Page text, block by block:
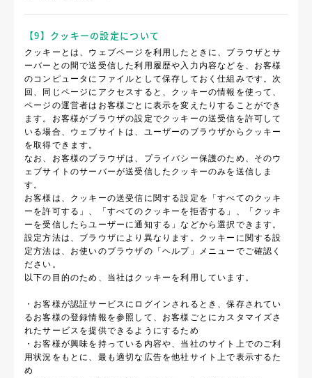
【9】クッキーの設定について
クッキーとは、ウェブページを利用したときに、ブラウザとサ
ーバーとの間で送受信した利用履歴や入力内容などを、お客様
のコンピュータにファイルとして保存しておく仕組みです。次
回、同じページにアクセスすると、クッキーの情報を使って、
ページの運営者はお客様ごとに表示を変えたりすることができ
ます。お客様がブラウザの設定でクッキーの送受信を許可して
いる場合、ウェブサイトは、ユーザーのブラウザからクッキー
を取得できます。
なお、お客様のブラウザは、プライバシー保護のため、そのウ
ェブサイトのサーバーが送受信したクッキーのみを送信しま
す。
お客様は、クッキーの送受信に関する設定を「すべてのクッキ
ーを許可する」、「すべてのクッキーを拒否する」、「クッキ
ーを受信したらユーザーに通知する」などから選択できます。
設定方法は、ブラウザにより異なります。クッキーに関する設
定方法は、お使いのブラウザの「ヘルプ」メニューでご確認く
ださい。
以下の目的のため、当社はクッキーを利用しています。
・お客様が認証サービスにログインされるとき、保存されてい
るお客様の登録情報を参照して、お客様ごとにカスタマイズさ
れたサービスを提供できるようにするため
・お客様が興味を持っている内容や、当社のサイト上でのご利
用状況をもとに、最も適切な広告を他社サイト上で表示するた
め